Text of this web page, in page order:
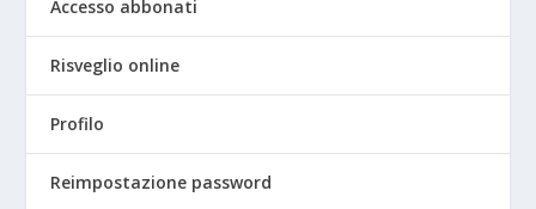
Accesso abbonati
Risveglio online
Profilo
Reimpostazione password